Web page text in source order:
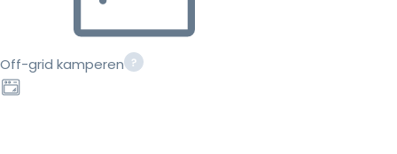
Off-grid kamperen